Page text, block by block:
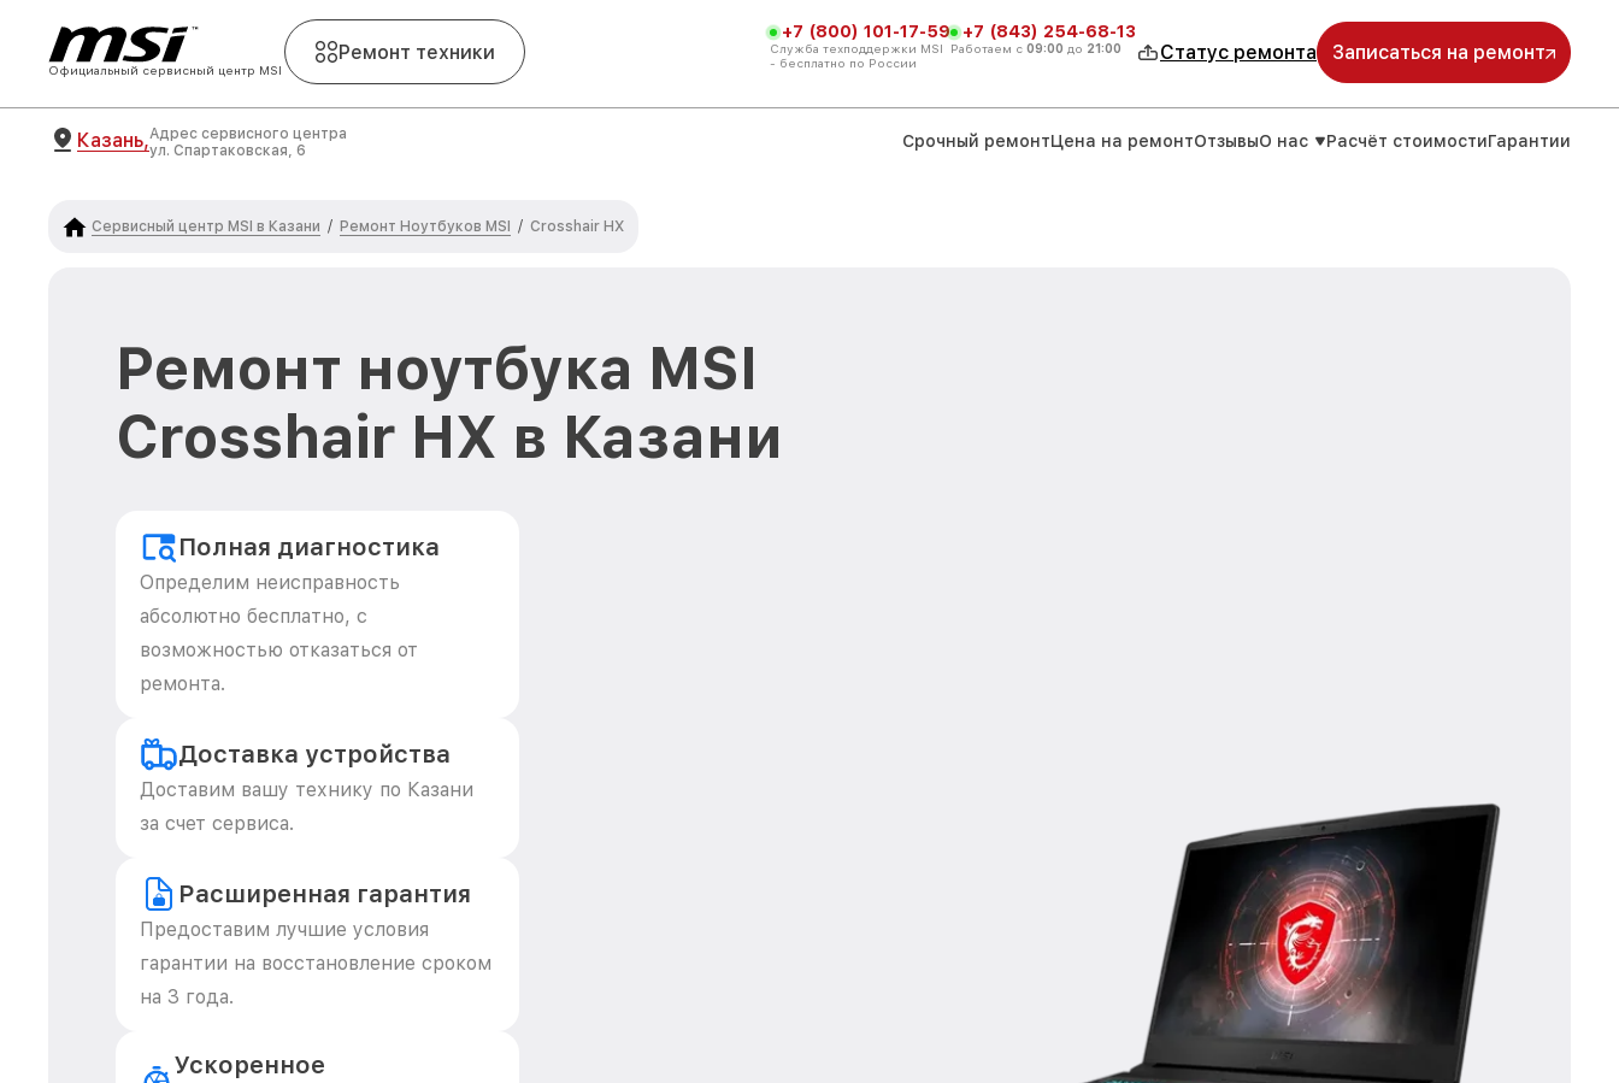
Официальный сервисный центр MSI
Ремонт техники
+7 (800) 101-17-59
Служба техподдержки MSI
- бесплатно по России
+7 (843) 254-68-13
Работаем с 09:00 до 21:00 Статус ремонта Записаться на ремонт
Казань,Адрес сервисного центра
ул. Спартаковская, 6
Срочный ремонтЦена на ремонтОтзывыО нас Расчёт стоимостиГарантии
Сервисный центр MSI в Казани / Ремонт Ноутбуков MSI / Crosshair HX
Ремонт ноутбука MSI
Crosshair HX в Казани
Полная диагностика
Определим неисправность
абсолютно бесплатно, с
возможностью отказаться от
ремонта.
Доставка устройства
Доставим вашу технику по Казани
за счет сервиса.
Расширенная гарантия
Предоставим лучшие условия
гарантии на восстановление сроком
на 3 года.
Ускоренное